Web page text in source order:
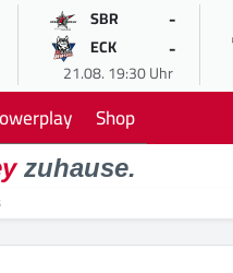
SBR -
ECK -
21.08. 19:30 Uhr
Shop
zuhause.